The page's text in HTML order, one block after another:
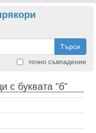
Търси
точно съвпадение
с буквата "б"